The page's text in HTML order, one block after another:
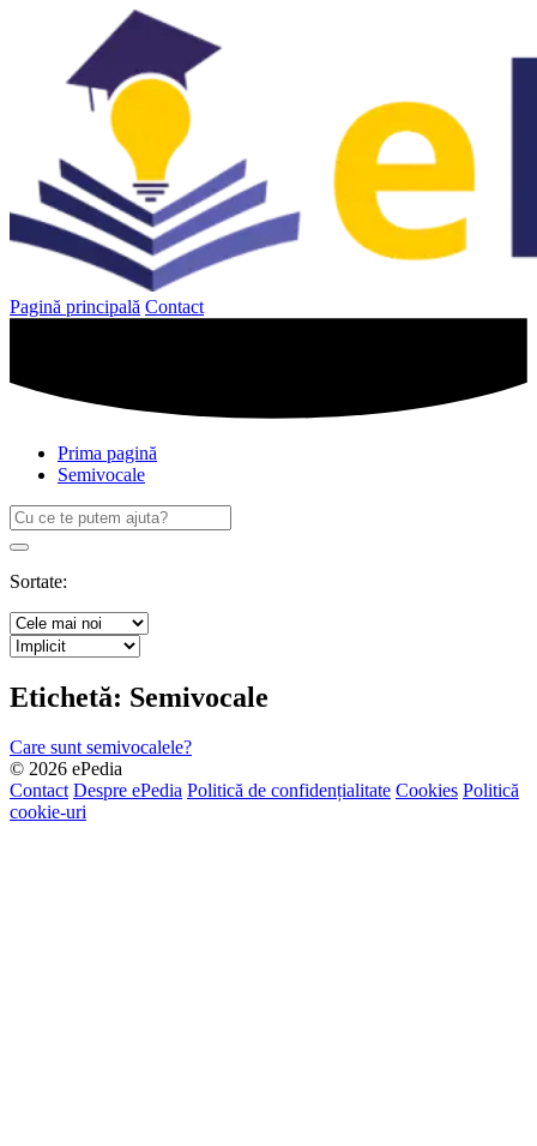
Pagină principală Contact
Prima pagină
Semivocale
Caută
după:
Search
Sortate:
Etichetă: Semivocale
Care sunt semivocalele?
© 2026 ePedia
Contact Despre ePedia Politică de confidențialitate Cookies Politică
cookie-uri